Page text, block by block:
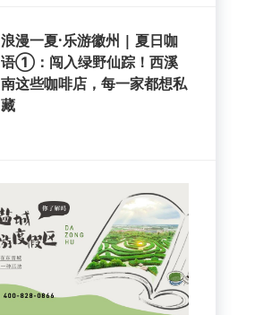
浪漫一夏·乐游徽州 | 夏日咖
语①：闯入绿野仙踪！西溪
南这些咖啡店，每一家都想私
藏